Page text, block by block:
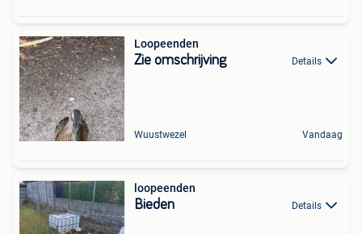
Loopeenden
Zie omschrijving Details
Wuustwezel Vandaag
loopeenden
Bieden Details